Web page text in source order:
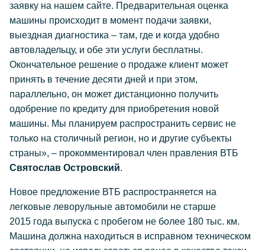
заявку на нашем сайте. Предварительная оценка
машины происходит в момент подачи заявки,
выездная диагностика – там, где и когда удобно
автовладельцу, и обе эти услуги бесплатны.
Окончательное решение о продаже клиент может
принять в течение десяти дней и при этом,
параллельно, он может дистанционно получить
одобрение по кредиту для приобретения новой
машины. Мы планируем распространить сервис не
только на столичный регион, но и другие субъекты
страны», – прокомментировал член правления ВТБ
Святослав Островский.
Новое предложение ВТБ распространяется на
легковые леворульные автомобили не старше
2015 года выпуска с пробегом не более 180 тыс. км.
Машина должна находиться в исправном техническом